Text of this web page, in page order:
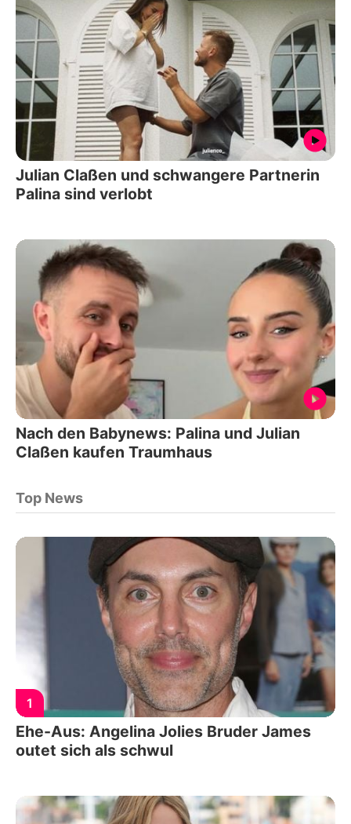
Julian Claßen und schwangere Partnerin
Palina sind verlobt
Nach den Babynews: Palina und Julian
Claßen kaufen Traumhaus
Top News
1
Ehe-Aus: Angelina Jolies Bruder James
outet sich als schwul